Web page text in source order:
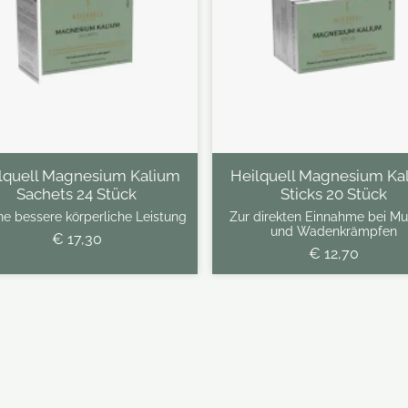
Magnesium Kalium
Sachets 24 Stück
bessere körperliche Leistung
€ 17,30
Heilquell Magnesium
Sticks 20 Stück
Zur direkten Einnahme bei
und Wadenkrämpfen
€ 12,70